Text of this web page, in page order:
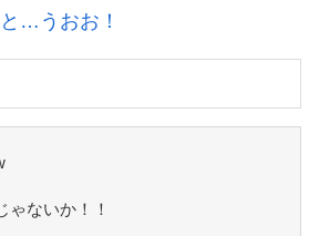
…うおお！
ゃないか！！